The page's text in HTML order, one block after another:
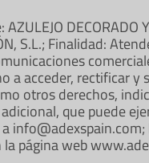
AZULEJO DECORADO Y
S.L.; Finalidad:
a acceder, rectificar y
otros derechos,
que puede
página web